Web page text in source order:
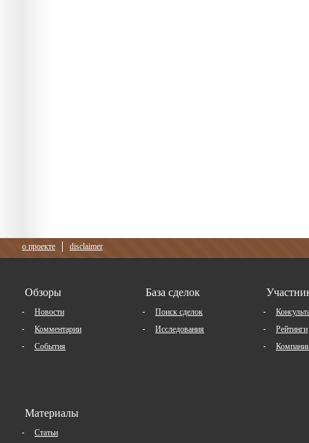
о проекте disclaimer
Обзоры
Новости
Комментарии
События
База сделок
Поиск сделок
Исследования
Рейтинги
Материалы
Статьи